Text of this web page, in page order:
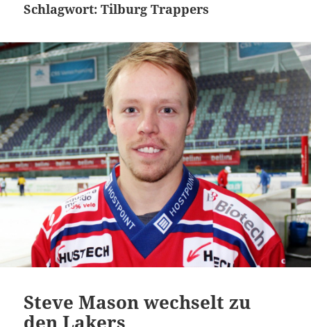
Schlagwort:Tilburg Trappers
Steve Mason wechselt zu
den Lakers